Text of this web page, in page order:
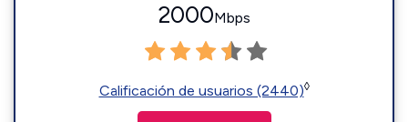
2000Mbps
Calificación de usuarios (2440)◊